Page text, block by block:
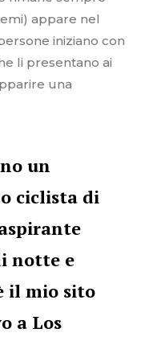
appare nel
iniziano con
li presentano ai
una
un
ciclista di
notte e
il mio sito
a Los